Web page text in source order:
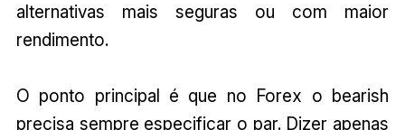
alternativas mais seguras ou com maior
rendimento.
O ponto principal é que no Forex o bearish
precisa sempre especificar o par. Dizer apenas